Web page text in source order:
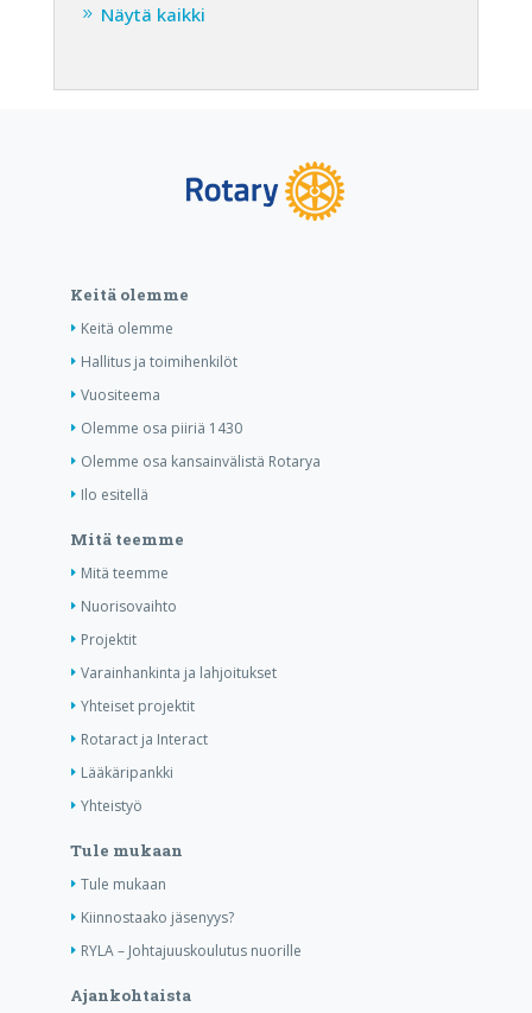
Näytä kaikki
Keitä olemme
Keitä olemme
Hallitus ja toimihenkilöt
Vuositeema
Olemme osa piiriä 1430
Olemme osa kansainvälistä Rotarya
Ilo esitellä
Mitä teemme
Mitä teemme
Nuorisovaihto
Projektit
Varainhankinta ja lahjoitukset
Yhteiset projektit
Rotaract ja Interact
Lääkäripankki
Yhteistyö
Tule mukaan
Tule mukaan
Kiinnostaako jäsenyys?
RYLA – Johtajuuskoulutus nuorille
Ajankohtaista